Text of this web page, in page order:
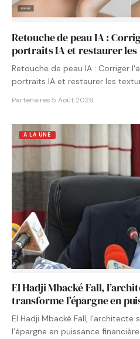
Retouche de peau IA :
portraits IA et restaurer
Retouche de peau IA : Corriger
portraits IA et restaurer les
Partenaires·5 Août 2026
A LA UNE
El Hadji Mbacké Fall,
transforme l’épargne en
El Hadji Mbacké Fall,
l’épargne en puissance financière